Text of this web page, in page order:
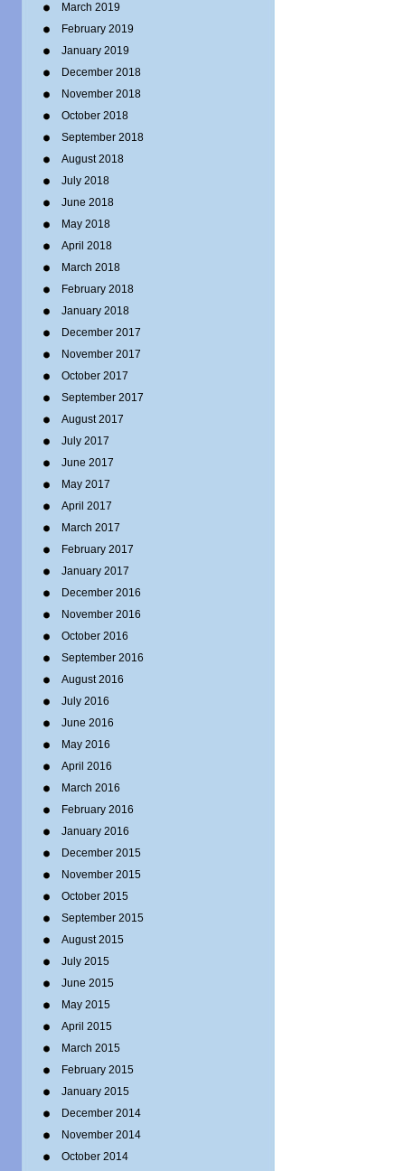
March 2019
February 2019
January 2019
December 2018
November 2018
October 2018
September 2018
August 2018
July 2018
June 2018
May 2018
April 2018
March 2018
February 2018
January 2018
December 2017
November 2017
October 2017
September 2017
August 2017
July 2017
June 2017
May 2017
April 2017
March 2017
February 2017
January 2017
December 2016
November 2016
October 2016
September 2016
August 2016
July 2016
June 2016
May 2016
April 2016
March 2016
February 2016
January 2016
December 2015
November 2015
October 2015
September 2015
August 2015
July 2015
June 2015
May 2015
April 2015
March 2015
February 2015
January 2015
December 2014
November 2014
October 2014